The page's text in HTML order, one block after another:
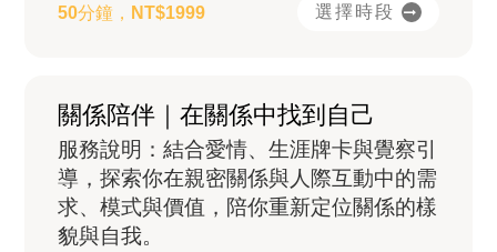
50分鐘，NT$1999 選擇時段
關係陪伴｜在關係中找到自己
服務說明：結合愛情、生涯牌卡與覺察引
導，探索你在親密關係與人際互動中的需
求、模式與價值，陪你重新定位關係的樣
貌與自我。